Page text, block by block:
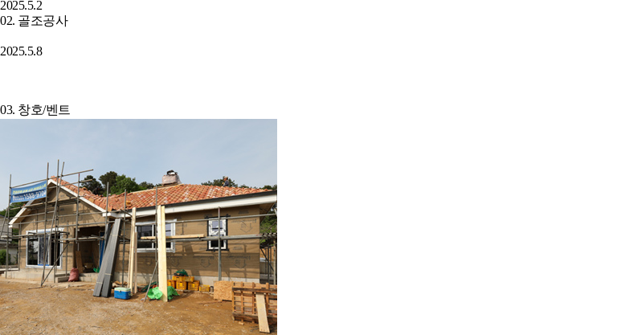
2025.5.2
02. 골조공사
2025.5.8
03. 창호/벤트